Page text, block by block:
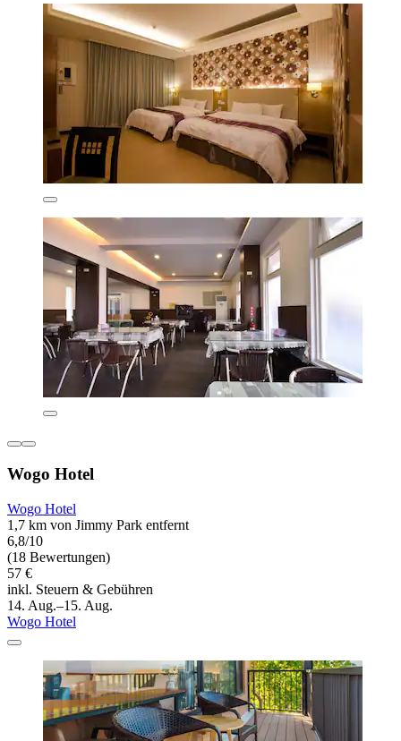
Wogo Hotel
Wogo Hotel
1,7 km von Jimmy Park entfernt
6,8/10
(18 Bewertungen)
57 €
inkl. Steuern & Gebühren
14. Aug.–15. Aug.
Wogo Hotel